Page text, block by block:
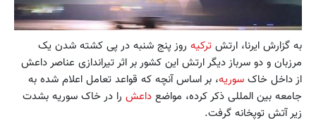
به گزارش ايرنا، ارتش ترکیه روز پنج شنبه در پی کشته شدن یک
مرزبان و دو سرباز دیگر ارتش این کشور بر اثر تیراندازی عناصر داعش
از داخل خاک سوریه، بر اساس آنچه که قواعد تعامل اعلام شده به
جامعه بین المللی ذکر کرده، مواضع داعش را در خاک سوریه بشدت
زیر آتش توپخانه گرفت.